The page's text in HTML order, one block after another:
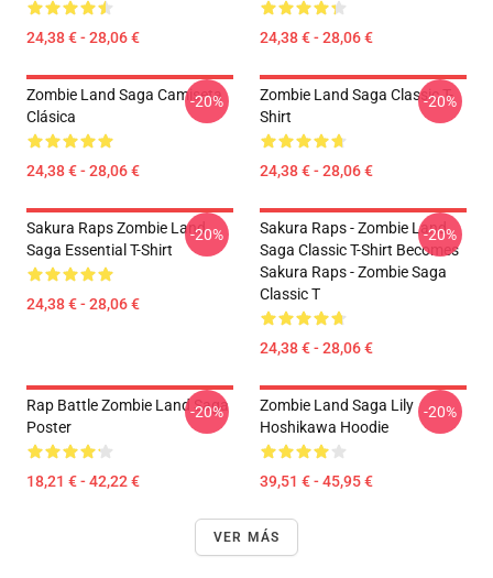
24,38 € - 28,06 € 24,38 € - 28,06 €
Zombie Land Saga Camiseta
Clásica
24,38 € - 28,06 €
-20%
Zombie Land Saga Classic T-
Shirt
24,38 € - 28,06 €
-20%
Sakura Raps Zombie Land
Saga Essential T-Shirt
24,38 € - 28,06 €
-20%
Sakura Raps - Zombie Land
Saga Classic T-Shirt Becomes
Sakura Raps - Zombie Saga
Classic T
24,38 € - 28,06 €
-20%
Rap Battle Zombie Land Saga
Poster
18,21 € - 42,22 €
-20%
Zombie Land Saga Lily
Hoshikawa Hoodie
39,51 € - 45,95 €
-20%
VER MÁS